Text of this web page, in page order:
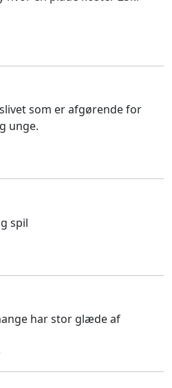
som er afgørende for
unge.
spil
har stor glæde af